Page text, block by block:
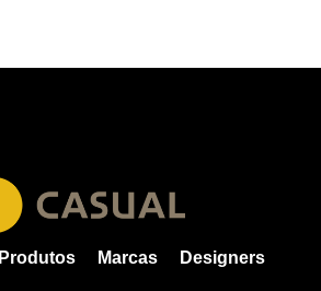
Produtos Marcas Designers